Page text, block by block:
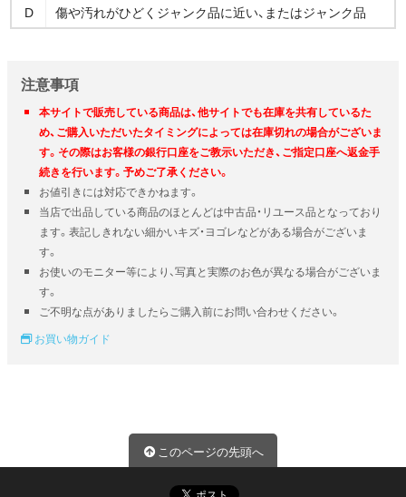
D
傷や汚れがひどくジャンク品に近い、またはジャンク品
注意事項
本サイトで販売している商品は、他サイトでも在庫を共有しているた
め、ご購入いただいたタイミングによっては在庫切れの場合がございま
す。その際はお客様の銀行口座をご教示いただき、ご指定口座へ返金手
続きを行います。予めご了承ください。
お値引きには対応できかねます。
当店で出品している商品のほとんどは中古品・リユース品となっており
ます。表記しきれない細かいキズ・ヨゴレなどがある場合がございま
す。
お使いのモニター等により、写真と実際のお色が異なる場合がございま
す。
ご不明な点がありましたらご購入前にお問い合わせください。
お買い物ガイド
このページの先頭へ